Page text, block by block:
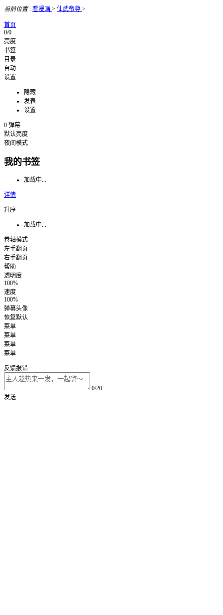
当前位置: 看漫画 > 仙武帝尊 >
首页
0/0
亮度
书签
目录
自动
设置
隐藏
发表
设置
0 弹幕
默认亮度
夜间模式
我的书签
加载中...
详情
升序
加载中...
卷轴模式
左手翻页
右手翻页
帮助
透明度
100%
速度
100%
弹幕头像
恢复默认
菜单
菜单
菜单
菜单
反馈报错
0/20
发送